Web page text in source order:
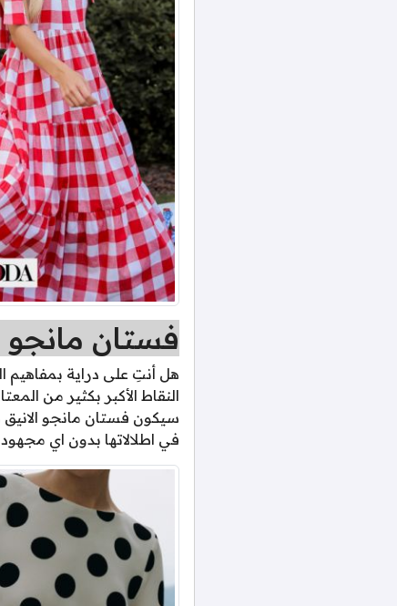
فستان مانجو
هل أنتِ على دراية بمفاهيم
النقاط الأكبر بكثير من
سيكون فستان مانجو الانيق
في اطلالاتها بدون اي